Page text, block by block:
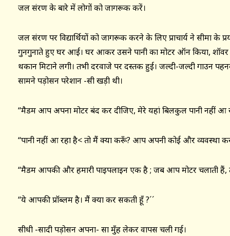
जल संरक्षण के बारे में लोगों को जागरूक करें।
जल संरक्षण पर विद्यार्थियों को जागरूक करने के लिए प्राचार्य ने सीमा के
गुनगुनाते हुए घर आई। घर आकर उसने पानी का मोटर ऑन किया,
थकान मिटाने लगी। तभी दरवाजे पर दस्तक हुई। जल्दी-जल्दी गाउन
सामने पड़ोसन परेशान -सी खड़ी थी।
“मैडम आप अपना मोटर बंद कर दीजिए, मेरे यहां बिलकुल पानी नहीं आ
“पानी नहीं आ रहा है< तो मैं क्या करूँ? आप अपनी कोई और व्यवस्था
“मैडम आपकी और हमारी पाइपलाइन एक है ; जब आप मोटर चलाती हैं,
“ये आपकी प्रॉब्लम है। मैं क्या कर सकती हूँ ?´´
सीधी -सादी पड़ोसन अपना- सा मुँह लेकर वापस चली गई।